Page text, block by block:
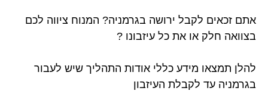
אתם זכאים לקבל ירושה בגרמניה? המנוח ציווה לכם
בצוואה חלק או את כל עיזבונו ?
להלן תמצאו מידע כללי אודות התהליך שיש לעבור
בגרמניה עד לקבלת העיזבון